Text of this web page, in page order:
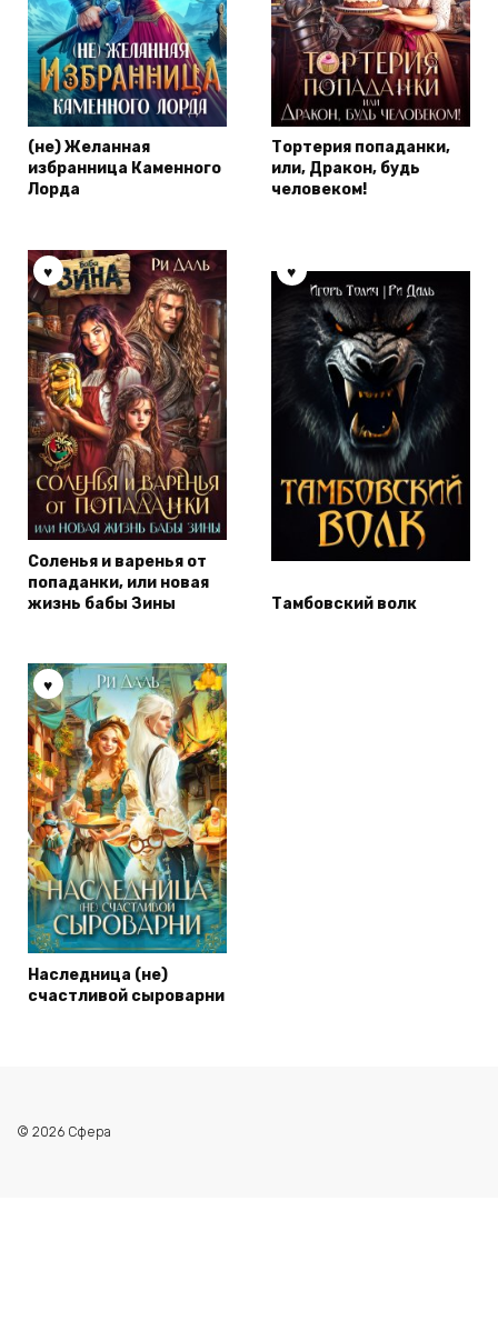
(не) Желанная
избранница Каменного
Лорда
Тортерия попаданки,
или, Дракон, будь
человеком!
Соленья и варенья от
попаданки, или новая
жизнь бабы Зины
Тамбовский волк
Наследница (не)
счастливой сыроварни
© 2026 Сфера